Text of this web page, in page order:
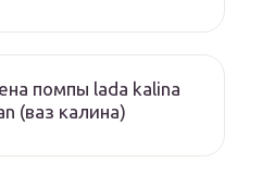
помпы lada kalina
(ваз калина)